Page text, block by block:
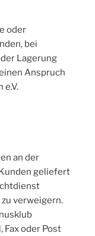
oder
bei
Lagerung
Anspruch
e.V.
an der
geliefert
verweigern.
Fax oder Post